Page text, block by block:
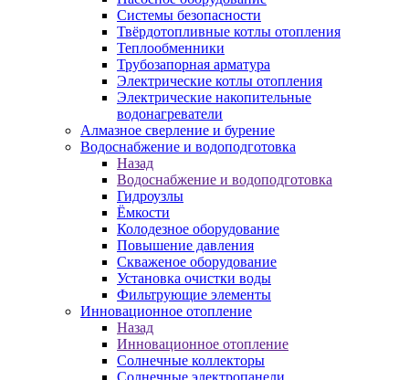
Системы безопасности
Твёрдотопливные котлы отопления
Теплообменники
Трубозапорная арматура
Электрические котлы отопления
Электрические накопительные
водонагреватели
Алмазное сверление и бурение
Водоснабжение и водоподготовка
Назад
Водоснабжение и водоподготовка
Гидроузлы
Ёмкости
Колодезное оборудование
Повышение давления
Скваженое оборудование
Установка очистки воды
Фильтрующие элементы
Инновационное отопление
Назад
Инновационное отопление
Солнечные коллекторы
Солнечные электропанели